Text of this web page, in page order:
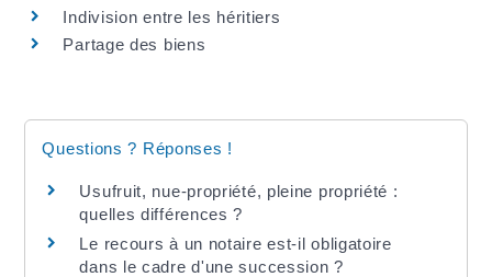
Indivision entre les héritiers
Partage des biens
Questions ? Réponses !
Usufruit, nue-propriété, pleine propriété :
quelles différences ?
Le recours à un notaire est-il obligatoire
dans le cadre d'une succession ?